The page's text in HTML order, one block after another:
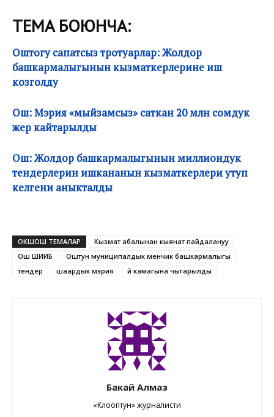
ТЕМА БОЮНЧА:
Оштогу сапатсыз тротуарлар: Жолдор
башкармалыгынын кызматкерлерине иш
козголду
Ош: Мэрия «мыйзамсыз» саткан 20 млн сомдук
жер кайтарылды
Ош: Жолдор башкармалыгынын миллиондук
тендерлерин ишкананын кызматкерлери утуп
келгени аныкталды
ОКШОШ ТЕМАЛАР
Кызмат абалынан кыянат пайдалануу
Ош ШИИБ
Оштун муниципалдык менчик башкармалыгы
тендер
шаардык мэрия үй камагына чыгарылды
Бакай Алмаз
«Клооптун» журналисти